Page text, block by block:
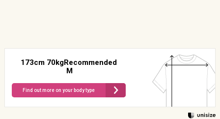
173cm 70kgRecommended
M
Find out more on your body type